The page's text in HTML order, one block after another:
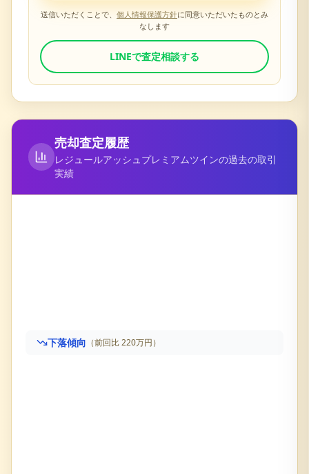
送信いただくことで、 個人情報保護方針に同意いただいたものとみ
なします
LINEで査定相談する
売却査定履歴
レジュールアッシュプレミアムツインの過去の取引
実績
下落傾向 （前回比220万円）